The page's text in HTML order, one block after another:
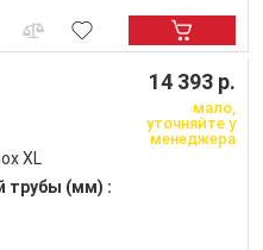
XL
трубы (мм) :
14 393 р.
мало,
уточняйте у
менеджера